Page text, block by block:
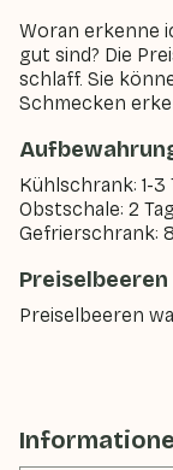
Woran erkenne
gut sind? Die
schlaff. Sie
Schmecken
Kühlschrank: 1-3
Obstschale: 2
Gefrierschrank:
Preiselbeeren